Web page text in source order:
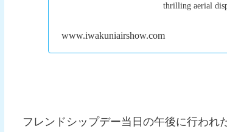
thrilling aerial
www.iwakuniairshow.com
フレンドシップデー当日の午後に行われ